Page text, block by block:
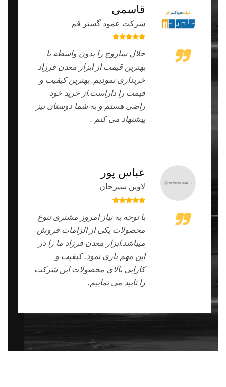
قاسمی
شرکت عمود گستر قم
حلال ساروج را بدون واسطه با
بهترین قیمت از ابزار معدن فرزاد
خریداری نمودیم. بهترین کیفیت و
قیمت را داراست.از خرید خود
راضی هستم و به شما دوستان نیز
پیشنهاد می کنم .
عباس پور
لاوین سیرجان
با توجه به نیاز امروز مشتری تنوع
محصولات یکی از الزامات فروش
میباشد.ابزار معدن فرزاد ما را در
این مهم یاری نمود. کیفیت و
کارایی بالای محصولات این شرکت
را تایید می نماییم‌.